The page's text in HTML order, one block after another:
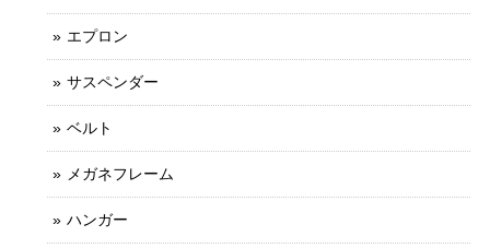
エプロン
サスペンダー
ベルト
メガネフレーム
ハンガー